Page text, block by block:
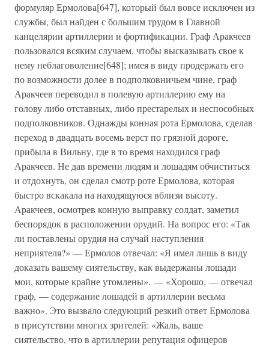
формуляр Ермолова[647], который был вовсе исключен из
службы, был найден с большим трудом в Главной
канцелярии артиллерии и фортификации. Граф Аракчеев
пользовался всяким случаем, чтобы высказывать свое к
нему неблаговоление[648]; имея в виду продержать его
по возможности долее в подполковничьем чине, граф
Аракчеев переводил в полевую артиллерию ему на
голову либо отставных, либо престарелых и неспособных
подполковников. Однажды конная рота Ермолова, сделав
переход в двадцать восемь верст по грязной дороге,
прибыла в Вильну, где в то время находился граф
Аракчеев. Не дав времени людям и лошадям обчиститься
и отдохнуть, он сделал смотр роте Ермолова, которая
быстро вскакала на находящуюся вблизи высоту.
Аракчеев, осмотрев конную выправку солдат, заметил
беспорядок в расположении орудий. На вопрос его: «Так
ли поставлены орудия на случай наступления
неприятеля?» — Ермолов отвечал: «Я имел лишь в виду
доказать вашему сиятельству, как выдержаны лошади
мои, которые крайне утомлены». — «Хорошо, — отвечал
граф, — содержание лошадей в артиллерии весьма
важно». Это вызвало следующий резкий ответ Ермолова
в присутствии многих зрителей: «Жаль, ваше
сиятельство, что в артиллерии репутация офицеров